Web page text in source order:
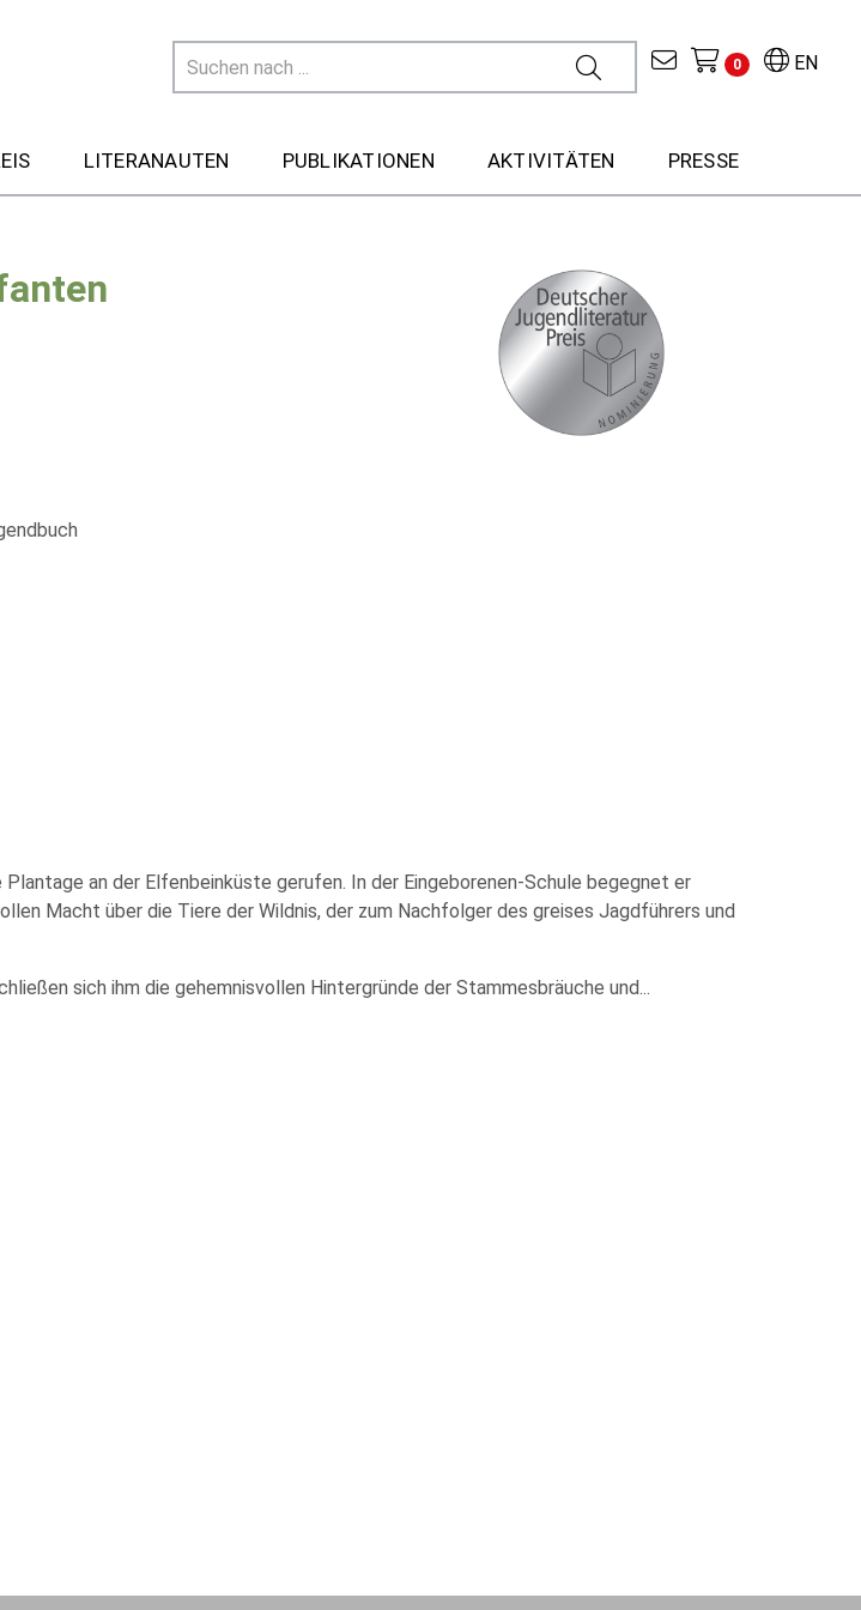
EN
0
LITERANAUTEN PUBLIKATIONEN AKTIVITÄTEN PRESSE
an der Elfenbeinküste gerufen. In der Eingeborenen-Schule begegnet er
Macht über die Tiere der Wildnis, der zum Nachfolger des greises Jagdführers und
sich ihm die gehemnisvollen Hintergründe der Stammesbräuche und...